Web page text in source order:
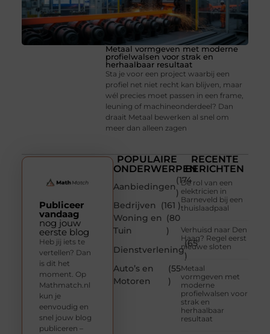
Metaal vormgeven met moderne
profielwalsen voor strak en
herhaalbaar resultaat
Sta je voor een project waarbij een
profiel net niet recht kan blijven, maar
wél precies moet passen in een frame,
leuning of machineonderdeel? Dan
draait Metaal bewerken al snel om
meer dan alleen zagen
POPULAIRE
ONDERWERPEN
Aanbiedingen
(174
)
Bedrijven
(161 )
Woning en
Tuin
(80
)
Dienstverlening
(65
)
Auto’s en
Motoren
(55
)
RECENTE
BERICHTEN
De rol van een
elektricien in
Barneveld bij een
thuislaadpaal
Verhuisd naar Den
Haag? Regel eerst
nieuwe sloten
Metaal
vormgeven met
moderne
profielwalsen voor
strak en
herhaalbaar
resultaat
Publiceer
vandaag
nog jouw
eerste blog
Heb jij iets te
vertellen? Dan
is dit het
moment. Op
Mathmatch.nl
kun je
eenvoudig en
snel jouw blog
publiceren –